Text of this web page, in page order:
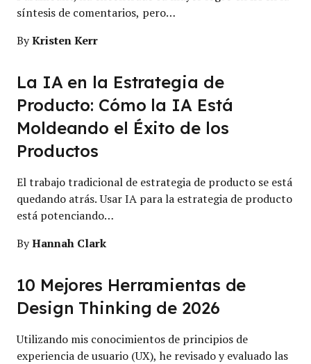
síntesis de comentarios, pero…
ByKristen Kerr
La IA en la Estrategia de
Producto: Cómo la IA Está
Moldeando el Éxito de los
Productos
El trabajo tradicional de estrategia de producto se está
quedando atrás. Usar IA para la estrategia de producto
está potenciando…
ByHannah Clark
10 Mejores Herramientas de
Design Thinking de 2026
Utilizando mis conocimientos de principios de
experiencia de usuario (UX), he revisado y evaluado las